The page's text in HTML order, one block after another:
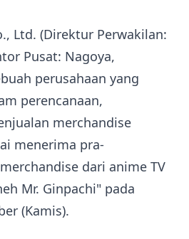
Ltd. (Direktur Perwakilan:
Pusat: Nagoya,
perusahaan yang
perencanaan,
merchandise
menerima pra-
dari anime TV
Mr. Ginpachi" pada
(Kamis).